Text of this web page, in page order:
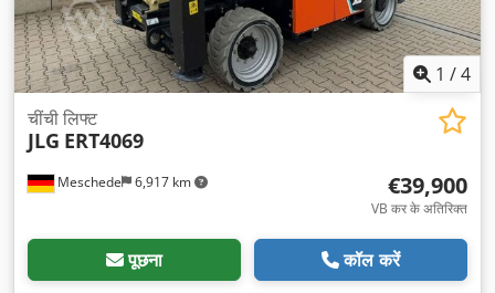
1 /4
Meschede 6,917 km
चींची लिफ्ट
JLG ERT4069
€39,900
VB कर के अतिरिक्त
पूछना कॉल करें